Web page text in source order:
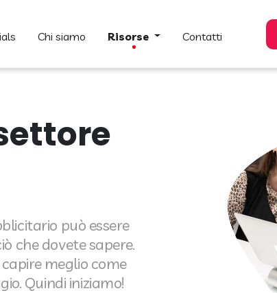
chi siamo risorse contatti
può essere
che dovete sapere.
meglio come
Quindi iniziamo!